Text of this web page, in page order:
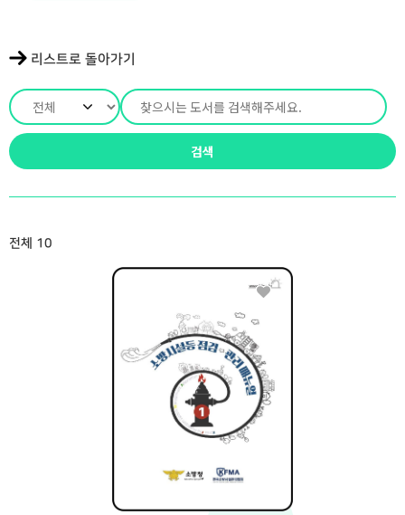
리스트로 돌아가기
검색
전체 10